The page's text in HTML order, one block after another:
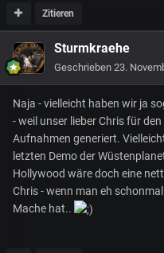
Zitieren
Sturmkraehe
Geschrieben 23.
Naja - vielleicht haben wir ja
- weil unser lieber Chris für
Aufnahmen generiert.
letzten Demo der
Hollywood wäre doch eine
Chris - wenn man eh
Mache hat..